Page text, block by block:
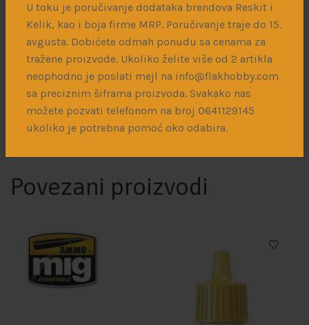
U toku je poručivanje dodataka brendova Reskit i
Kelik, kao i boja firme MRP. Poručivanje traje do 15.
avgusta. Dobićete odmah ponudu sa cenama za
tražene proizvode. Ukoliko želite više od 2 artikla
neophodno je poslati mejl na info@flakhobby.com
sa preciznim šiframa proizvoda. Svakako nas
možete pozvati telefonom na broj 0641129145
ukoliko je potrebna pomoć oko odabira.
MR Paint je akrilna boja namenjena prskanju erbrašem.
Boja je razređena i odmah spremna za korišćenje. Ukoliko
postoji potreba može se dodatno razrediti MRP Mr.
Thinnerrazređivačem. Za čišćenje se može koristiti
MRPMr. Cleanerili bilo koje drugo sredstvo za čišćenje
erbraša.
Ukoliko nije drugačije naglašeno boje se suše sa
polumat finišem.
Povezani proizvodi